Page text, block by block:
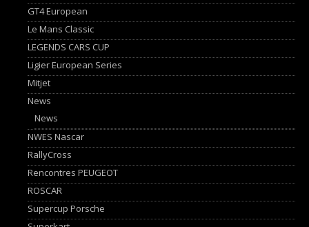
GT4 European
Le Mans Classic
LEGENDS CARS CUP
Ligier European Series
Mitjet
News
News
NWES Nascar
RallyCross
Rencontres PEUGEOT
ROSCAR
Supercup Porsche